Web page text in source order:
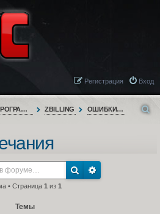
Вход
Регистрация
ОБЕСПЕЧЕНИЕ ZBILLING ОШИБКИ И ЗАМЕЧАНИЯ
• Страница 1 из 1
Темы